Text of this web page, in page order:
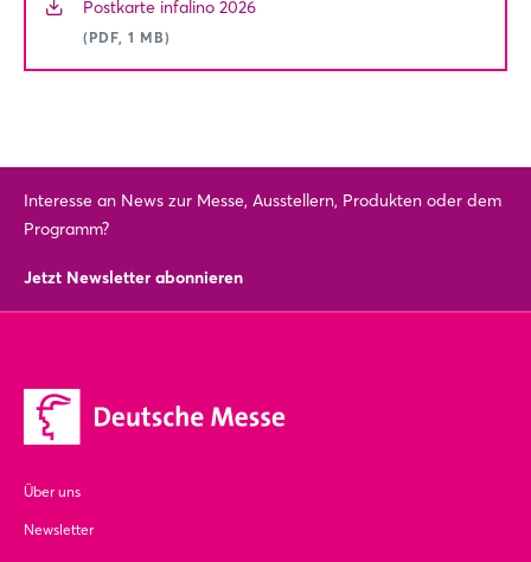
Postkarte infalino 2026
(PDF, 1 MB)
Interesse an News zur Messe, Ausstellern, Produkten oder dem
Programm?
Jetzt Newsletter abonnieren
Über uns
Newsletter